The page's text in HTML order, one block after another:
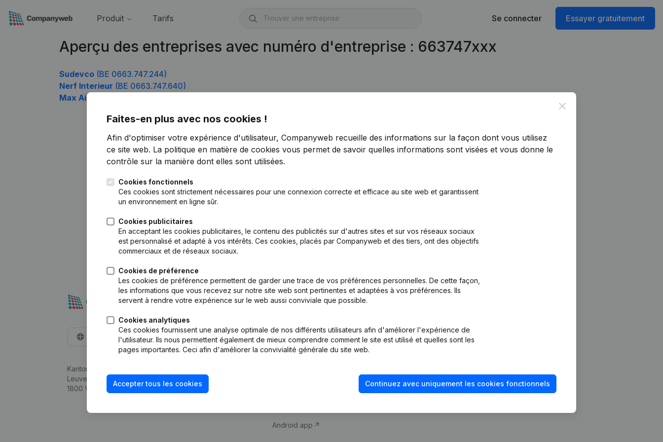
Produit Tarifs Se connecter Essayer gratuitement
Aperçu des entreprises avec numéro d'entreprise : 663747xxx
Sudevco (BE 0663.747.244)
Nerf Interieur (BE 0663.747.640)
Max Air Services
Close
Faites-en plus avec nos cookies !
Afin d'optimiser votre expérience d'utilisateur, Companyweb recueille des informations sur la façon dont vous utilisez
ce site web. La politique en matière de cookies vous permet de savoir quelles informations sont visées et vous donne le
contrôle sur la manière dont elles sont utilisées.
Cookies fonctionnels
Ces cookies sont strictement nécessaires pour une connexion correcte et efficace au site web et garantissent
un environnement en ligne sûr.
Cookies publicitaires
En acceptant les cookies publicitaires, le contenu des publicités sur d'autres sites et sur vos réseaux sociaux
est personnalisé et adapté à vos intérêts. Ces cookies, placés par Companyweb et des tiers, ont des objectifs
commerciaux et de réseaux sociaux.
Cookies de préférence
Les cookies de préférence permettent de garder une trace de vos préférences personnelles. De cette façon,
les informations que vous recevez sur notre site web sont pertinentes et adaptées à vos préférences. Ils
servent à rendre votre expérience sur le web aussi conviviale que possible.
Cookies analytiques
Ces cookies fournissent une analyse optimale de nos différents utilisateurs afin d'améliorer l'expérience de
l'utilisateur. Ils nous permettent également de mieux comprendre comment le site est utilisé et quelles sont les
pages importantes. Ceci afin d'améliorer la convivialité générale du site web.
Accepter tous les cookies Continuez avec uniquement les cookies fonctionnels
Français
Kantorenpark Everest
Leuvensesteenweg 248D,
1800 Vilvoorde
Produit
d’entreprise
Monitoring
Android app
fraude
Consulter des comptes annuels
Vérification de la solvabilité